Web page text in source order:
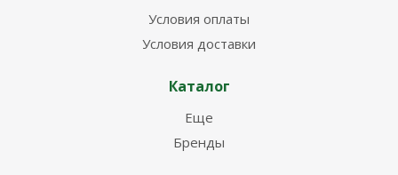
Условия оплаты
Условия доставки
Каталог
Еще
Бренды